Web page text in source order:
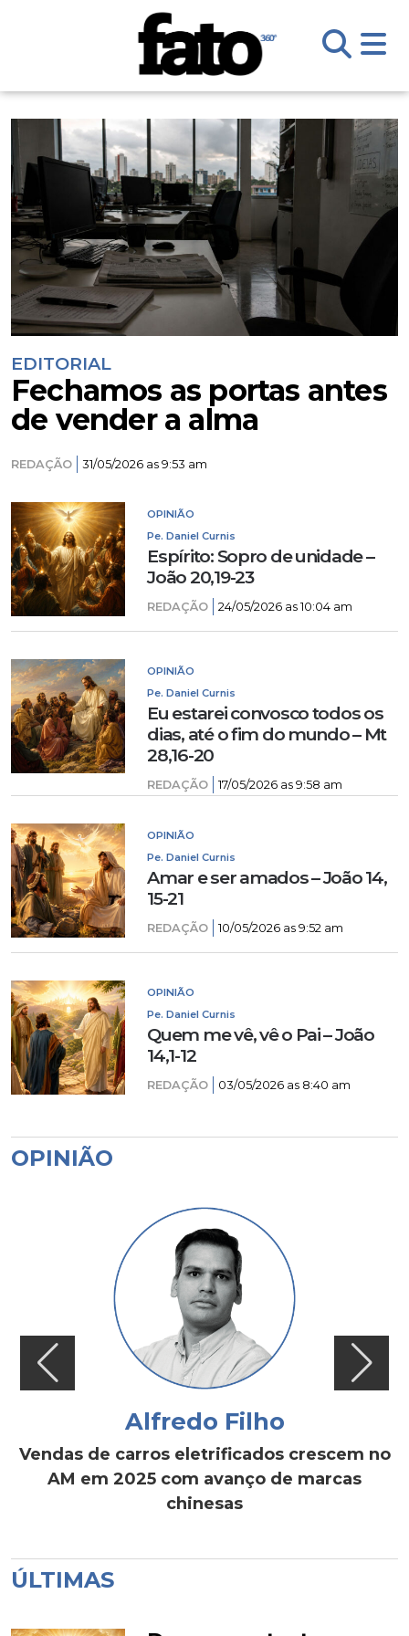
EDITORIAL
Fechamos as portas antes
de vender a alma
REDAÇÃO 31/05/2026 as 9:53 am
OPINIÃO
Pe. Daniel Curnis
Espírito: Sopro de unidade –
João 20,19-23
REDAÇÃO 24/05/2026 as 10:04 am
OPINIÃO
Pe. Daniel Curnis
Eu estarei convosco todos os
dias, até o fim do mundo – Mt
28,16-20
REDAÇÃO 17/05/2026 as 9:58 am
OPINIÃO
Pe. Daniel Curnis
Amar e ser amados – João 14,
15-21
REDAÇÃO 10/05/2026 as 9:52 am
OPINIÃO
Pe. Daniel Curnis
Quem me vê, vê o Pai – João
14,1-12
REDAÇÃO 03/05/2026 as 8:40 am
OPINIÃO
Alfredo Filho
Vendas de carros eletrificados crescem no
AM em 2025 com avanço de marcas
chinesas
ÚLTIMAS